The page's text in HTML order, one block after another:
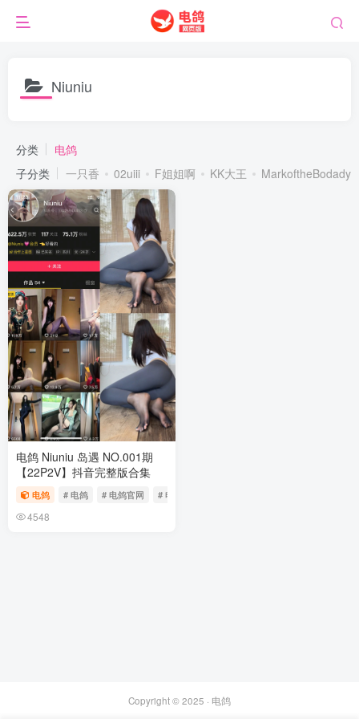
Niuniu
分类
电鸽
子分类
一只香 02uiii F姐姐啊 KK大王 MarkoftheBodady
电鸽 Niuniu 岛遇 NO.001期
【22P2V】抖音完整版合集
电鸽 # 电鸽 # 电鸽官网 # 电鸽app
4548
Copyright © 2025 · 电鸽